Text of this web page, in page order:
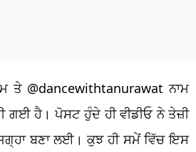
ਤੇ @dancewithtanurawat ਨਾਮ
ਗਈ ਹੈ। ਪੋਸਟ ਹੁੰਦੇ ਹੀ ਵੀਡੀਓ ਨੇ ਤੇਜ਼ੀ
ਬਣਾ ਲਈ। ਕੁਝ ਹੀ ਸਮੇਂ ਵਿੱਚ ਇਸ